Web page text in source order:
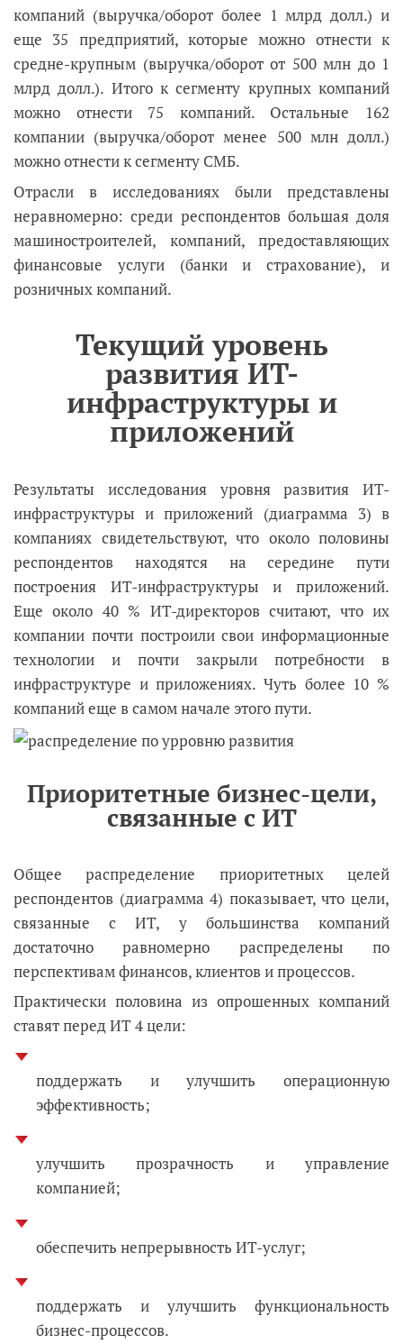
компаний (выручка/оборот более 1 млрд долл.) и
еще 35 предприятий, которые можно отнести к
средне-крупным (выручка/оборот от 500 млн до 1
млрд долл.). Итого к сегменту крупных компаний
можно отнести 75 компаний. Остальные 162
компании (выручка/оборот менее 500 млн долл.)
можно отнести к сегменту СМБ.
Отрасли в исследованиях были представлены
неравномерно: среди респондентов большая доля
машиностроителей, компаний, предоставляющих
финансовые услуги (банки и страхование), и
розничных компаний.
Текущий уровень
развития ИТ-
инфраструктуры и
приложений
Результаты исследования уровня развития ИТ-
инфраструктуры и приложений (диаграмма 3) в
компаниях свидетельствуют, что около половины
респондентов находятся на середине пути
построения ИТ-инфраструктуры и приложений.
Еще около 40 % ИТ-директоров считают, что их
компании почти построили свои информационные
технологии и почти закрыли потребности в
инфраструктуре и приложениях. Чуть более 10 %
компаний еще в самом начале этого пути.
Приоритетные бизнес-цели,
связанные с ИТ
Общее распределение приоритетных целей
респондентов (диаграмма 4) показывает, что цели,
связанные с ИТ, у большинства компаний
достаточно равномерно распределены по
перспективам финансов, клиентов и процессов.
Практически половина из опрошенных компаний
ставят перед ИТ 4 цели:
поддержать и улучшить операционную
эффективность;
улучшить прозрачность и управление
компанией;
обеспечить непрерывность ИТ-услуг;
поддержать и улучшить функциональность
бизнес-процессов.